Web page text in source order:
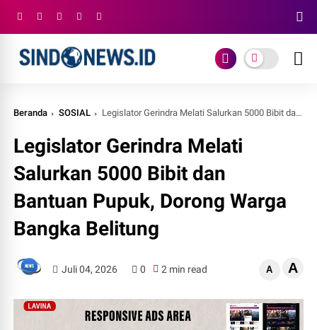
Beranda SOSIAL Legislator Gerindra Melati Salurkan 5000 Bibit dan Bantuan Pupuk, Dorong Warga Bangka Belitung
Legislator Gerindra Melati
Salurkan 5000 Bibit dan
Bantuan Pupuk, Dorong Warga
Bangka Belitung
Juli 04, 2026 0 2 min read A A